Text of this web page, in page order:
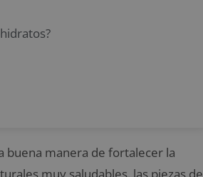
buena manera de fortalecer la